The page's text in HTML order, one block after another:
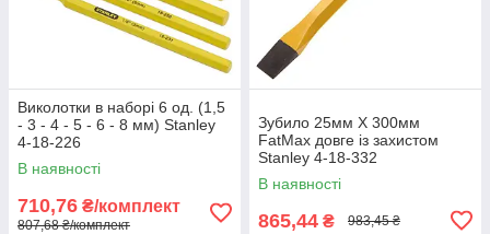
Виколотки в наборі 6 од. (1,5
- 3 - 4 - 5 - 6 - 8 мм) Stanley
4-18-226
В наявності
710,76 ₴/комплект
807,68 ₴/комплект
Зубило 25мм X 300мм
FatMax довге із захистом
Stanley 4-18-332
В наявності
865,44 ₴ 983,45 ₴